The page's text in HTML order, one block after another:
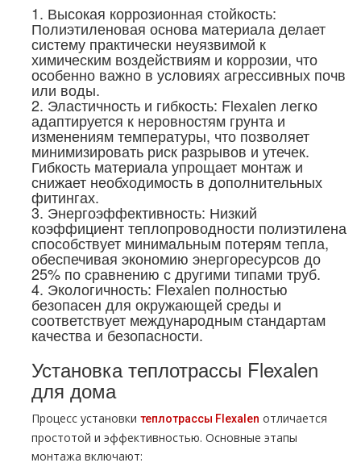
1. Высокая коррозионная стойкость:
Полиэтиленовая основа материала делает
систему практически неуязвимой к
химическим воздействиям и коррозии, что
особенно важно в условиях агрессивных почв
или воды.
2. Эластичность и гибкость: Flexalen легко
адаптируется к неровностям грунта и
изменениям температуры, что позволяет
минимизировать риск разрывов и утечек.
Гибкость материала упрощает монтаж и
снижает необходимость в дополнительных
фитингах.
3. Энергоэффективность: Низкий
коэффициент теплопроводности полиэтилена
способствует минимальным потерям тепла,
обеспечивая экономию энергоресурсов до
25% по сравнению с другими типами труб.
4. Экологичность: Flexalen полностью
безопасен для окружающей среды и
соответствует международным стандартам
качества и безопасности.
Установка теплотрассы Flexalen
для дома
Процесс установки теплотрассы Flexalen отличается
простотой и эффективностью. Основные этапы
монтажа включают: